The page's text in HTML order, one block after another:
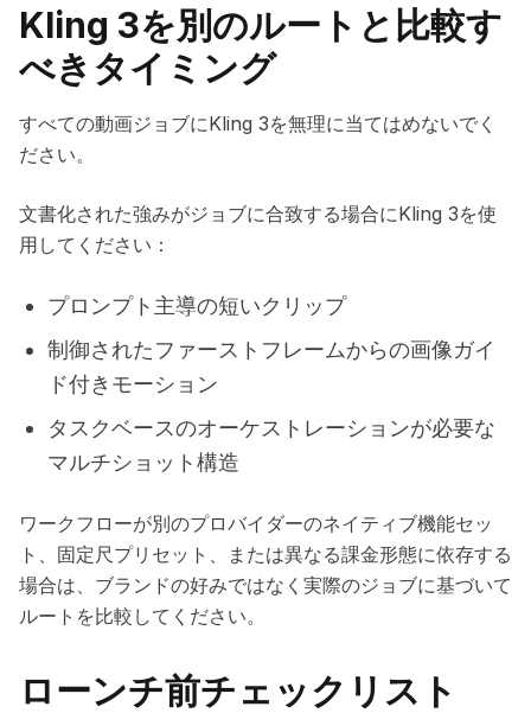
Kling 3を別のルートと比較す
べきタイミング
すべての動画ジョブにKling 3を無理に当てはめないでく
ださい。
文書化された強みがジョブに合致する場合にKling 3を使
用してください：
プロンプト主導の短いクリップ
制御されたファーストフレームからの画像ガイ
ド付きモーション
タスクベースのオーケストレーションが必要な
マルチショット構造
ワークフローが別のプロバイダーのネイティブ機能セッ
ト、固定尺プリセット、または異なる課金形態に依存する
場合は、ブランドの好みではなく実際のジョブに基づいて
ルートを比較してください。
ローンチ前チェックリスト